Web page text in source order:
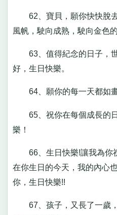
62、寶貝，願你快快脫去
風帆，駛向成熟，駛向金色的
63、值得紀念的日子，世
好，生日快樂。
64、願你的每一天都如畫
65、祝你在每個成長的日
樂！
66、生日快樂!讓我為你
在你生日的今天，我的內心
你，生日快樂!!
67、孩子，又長了一歲，